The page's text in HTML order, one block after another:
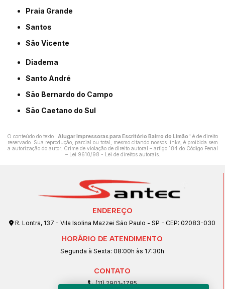
Praia Grande
Santos
São Vicente
Diadema
Santo André
São Bernardo do Campo
São Caetano do Sul
O conteúdo do texto "Alugar Impressoras para Escritório Bairro do Limão" é de direito
reservado. Sua reprodução, parcial ou total, mesmo citando nossos links, é proibida sem
a autorização do autor. Crime de violação de direito autoral – artigo 184 do Código Penal
– Lei 9610/98 - Lei de direitos autorais.
ENDEREÇO
R. Lontra, 137 - Vila Isolina Mazzei São Paulo - SP - CEP: 02083-030
HORÁRIO DE ATENDIMENTO
Segunda à Sexta: 08:00h às 17:30h
CONTATO
(11) 2901-1785